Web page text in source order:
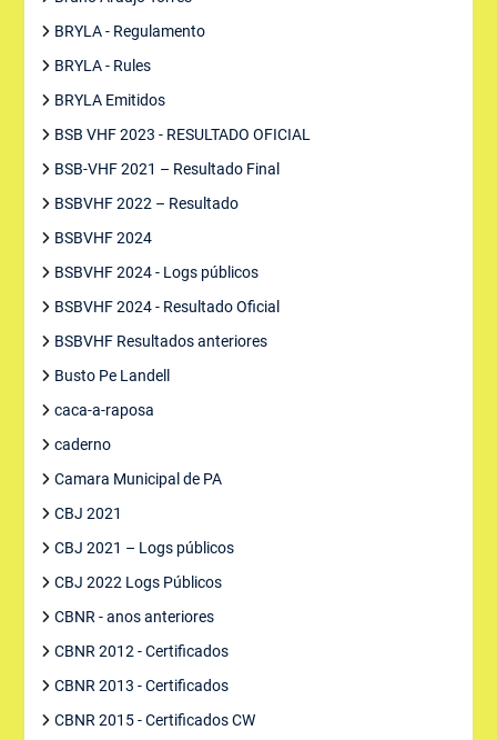
BRYLA - Regulamento
BRYLA - Rules
BRYLA Emitidos
BSB VHF 2023 - RESULTADO OFICIAL
BSB-VHF 2021 – Resultado Final
BSBVHF 2022 – Resultado
BSBVHF 2024
BSBVHF 2024 - Logs públicos
BSBVHF 2024 - Resultado Oficial
BSBVHF Resultados anteriores
Busto Pe Landell
caca-a-raposa
caderno
Camara Municipal de PA
CBJ 2021
CBJ 2021 – Logs públicos
CBJ 2022 Logs Públicos
CBNR - anos anteriores
CBNR 2012 - Certificados
CBNR 2013 - Certificados
CBNR 2015 - Certificados CW